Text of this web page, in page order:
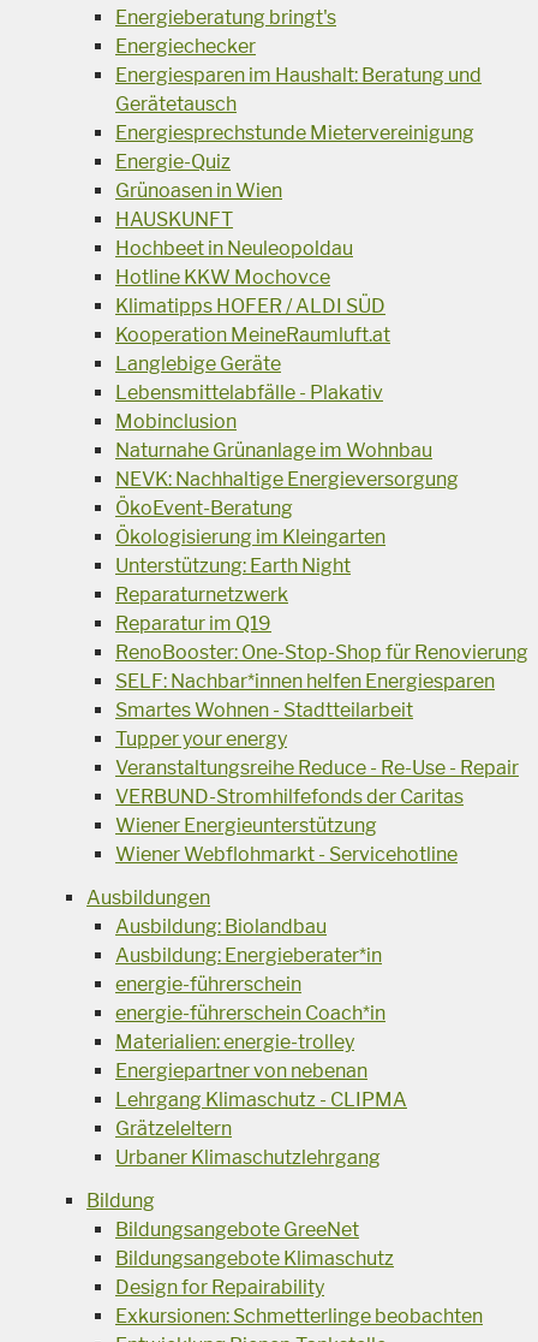
Energieberatung bringt's
Energiechecker
Energiesparen im Haushalt: Beratung und
Gerätetausch
Energiesprechstunde Mietervereinigung
Energie-Quiz
Grünoasen in Wien
HAUSKUNFT
Hochbeet in Neuleopoldau
Hotline KKW Mochovce
Klimatipps HOFER / ALDI SÜD
Kooperation MeineRaumluft.at
Langlebige Geräte
Lebensmittelabfälle - Plakativ
Mobinclusion
Naturnahe Grünanlage im Wohnbau
NEVK: Nachhaltige Energieversorgung
ÖkoEvent-Beratung
Ökologisierung im Kleingarten
Unterstützung: Earth Night
Reparaturnetzwerk
Reparatur im Q19
RenoBooster: One-Stop-Shop für Renovierung
SELF: Nachbar*innen helfen Energiesparen
Smartes Wohnen - Stadtteilarbeit
Tupper your energy
Veranstaltungsreihe Reduce - Re-Use - Repair
VERBUND-Stromhilfefonds der Caritas
Wiener Energieunterstützung
Wiener Webflohmarkt - Servicehotline
Ausbildungen
Ausbildung: Biolandbau
Ausbildung: Energieberater*in
energie-führerschein
energie-führerschein Coach*in
Materialien: energie-trolley
Energiepartner von nebenan
Lehrgang Klimaschutz - CLIPMA
Grätzeleltern
Urbaner Klimaschutzlehrgang
Bildung
Bildungsangebote GreeNet
Bildungsangebote Klimaschutz
Design for Repairability
Exkursionen: Schmetterlinge beobachten